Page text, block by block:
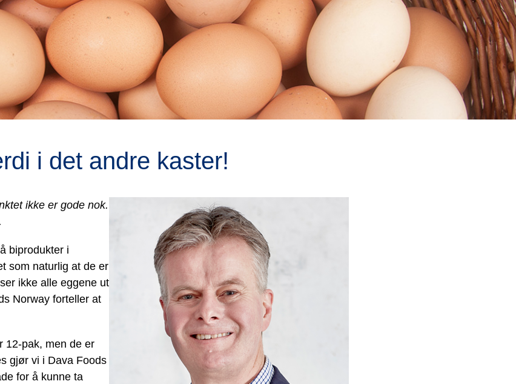
i det andre kaster!
ikke er gode nok.
biprodukter i
som naturlig at de er
ikke alle eggene ut
Norway forteller at
12-pak, men de er
gjør vi i Dava Foods
for å kunne ta